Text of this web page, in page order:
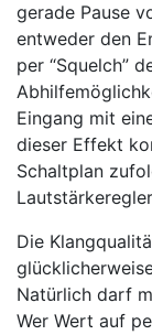
gerade Pause
entweder den
per “Squelch”
Eingang mit
dieser Effekt
Schaltplan
Die
Natürlich darf
Wer Wert auf